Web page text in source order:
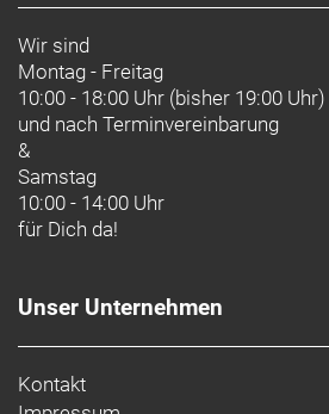
Wir sind
Montag - Freitag
10:00 - 18:00 Uhr (bisher 19:00 Uhr)
und nach Terminvereinbarung
&
Samstag
10:00 - 14:00 Uhr
für Dich da!
Unser Unternehmen
Kontakt